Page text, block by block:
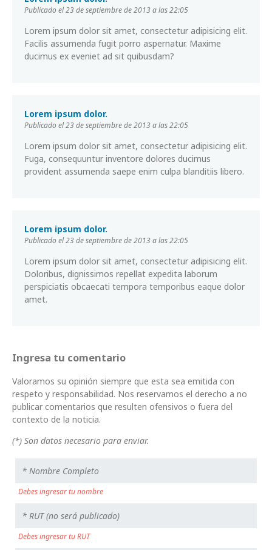
Publicado el 23 de septiembre de 2013 a las 22:05
Lorem ipsum dolor sit amet, consectetur adipisicing elit.
Facilis assumenda fugit porro aspernatur. Maxime
ducimus ex eveniet ad sit quibusdam?
Lorem ipsum dolor.
Publicado el 23 de septiembre de 2013 a las 22:05
Lorem ipsum dolor sit amet, consectetur adipisicing elit.
Fuga, consequuntur inventore dolores ducimus
provident assumenda saepe enim culpa blanditiis libero.
Lorem ipsum dolor.
Publicado el 23 de septiembre de 2013 a las 22:05
Lorem ipsum dolor sit amet, consectetur adipisicing elit.
Doloribus, dignissimos repellat expedita laborum
perspiciatis obcaecati tempora temporibus eaque dolor
amet.
Ingresa tu comentario
Valoramos su opinión siempre que esta sea emitida con
respeto y responsabilidad. Nos reservamos el derecho a no
publicar comentarios que resulten ofensivos o fuera del
contexto de la noticia.
(*) Son datos necesario para enviar.
Debes ingresar tu nombre
Debes ingresar tu RUT